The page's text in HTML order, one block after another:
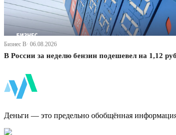
Бизнес В· 06.08.2026
В России за неделю бензин подешевел на 1,12
Деньги — это предельно обобщённая